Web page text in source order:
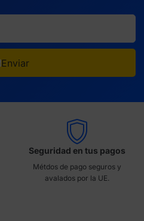
Enviar
Seguridad en tus pagos
Métdos de pago seguros y
avalados por la UE.